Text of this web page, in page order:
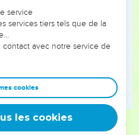
il brûle ce qui reste dans sa
que cet homme a fait, la terre
aux gens mauvais, la part
service
services tiers tels que de la
avec notre service de
cookies
les cookies